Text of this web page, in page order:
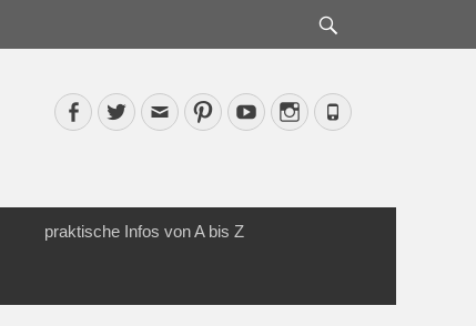
Facebook
TwitterEmailPinterestYouTubeInstagram
Phone
praktische Infos von A bis Z